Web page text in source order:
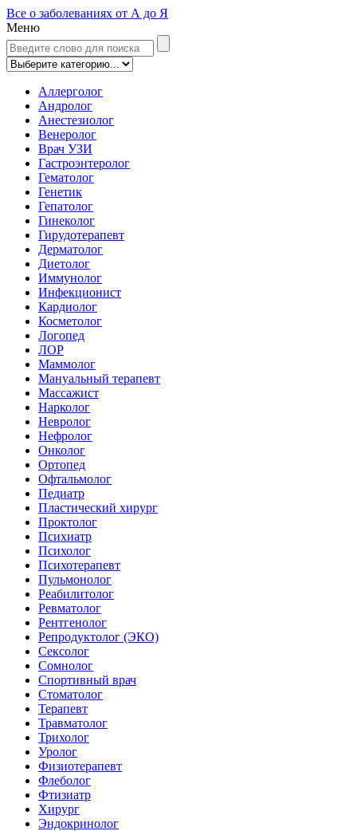
Все о заболеваниях от А до Я
Меню
Аллерголог
Андролог
Анестезиолог
Венеролог
Врач УЗИ
Гастроэнтеролог
Гематолог
Генетик
Гепатолог
Гинеколог
Гирудотерапевт
Дерматолог
Диетолог
Иммунолог
Инфекционист
Кардиолог
Косметолог
Логопед
ЛОР
Маммолог
Мануальный терапевт
Массажист
Нарколог
Невролог
Нефролог
Онколог
Ортопед
Офтальмолог
Педиатр
Пластический хирург
Проктолог
Психиатр
Психолог
Психотерапевт
Пульмонолог
Реабилитолог
Ревматолог
Рентгенолог
Репродуктолог (ЭКО)
Сексолог
Сомнолог
Спортивный врач
Стоматолог
Терапевт
Травматолог
Трихолог
Уролог
Физиотерапевт
Флеболог
Фтизиатр
Хирург
Эндокринолог